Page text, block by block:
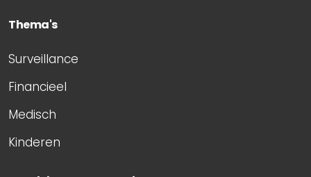
Thema's
Surveillance
Financieel
Medisch
Kinderen